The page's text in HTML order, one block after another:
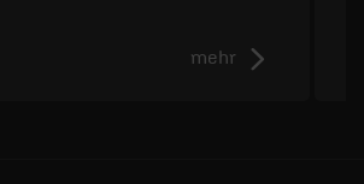
mehr